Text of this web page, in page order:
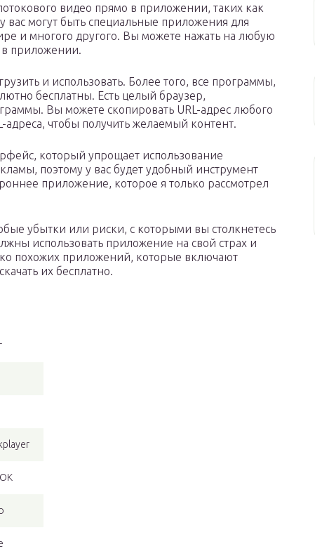
видео прямо в приложении, таких как
вас могут быть специальные приложения для
и многого другого. Вы можете нажать на любую
в приложении.
и использовать. Более того, все программы,
бесплатны. Есть целый браузер,
Вы можете скопировать URL-адрес любого
адреса, чтобы получить желаемый контент.
который упрощает использование
поэтому у вас будет удобный инструмент
приложение, которое я только рассмотрел
убытки или риски, с которыми вы столкнетесь
использовать приложение на свой страх и
похожих приложений, которые включают
их бесплатно.